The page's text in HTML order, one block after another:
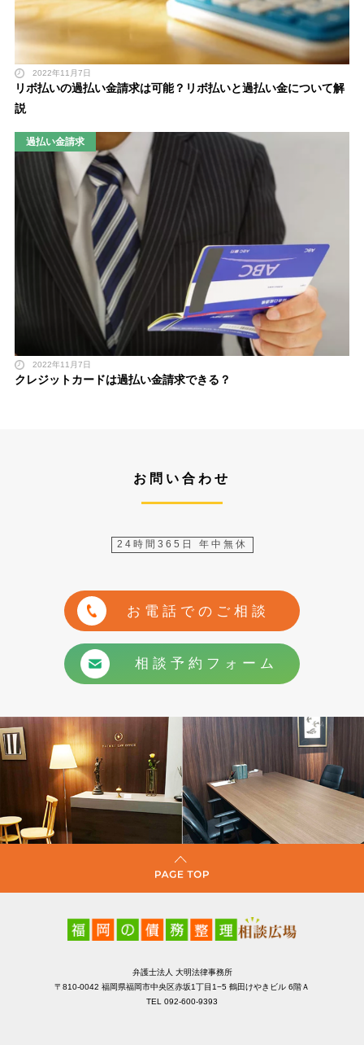
2022年11月7日
リボ払いの過払い金請求は可能？リボ払いと過払い金について解
説
過払い金請求
2022年11月7日
クレジットカードは過払い金請求できる？
お問い合わせ
24時間365日 年中無休
お電話でのご相談
相談予約フォーム
弁護士法人 大明法律事務所
〒810-0042 福岡県福岡市中央区赤坂1丁目1−5 鶴田けやきビル 6階Ａ
TEL 092-600-9393